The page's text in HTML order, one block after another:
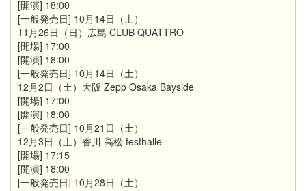
[開演] 18:00
[一般発売日] 10月14日（土）
11月26日（日）広島 CLUB QUATTRO
[開場] 17:00
[開演] 18:00
[一般発売日] 10月14日（土）
12月2日（土）大阪 Zepp Osaka Bayside
[開場] 17:00
[開演] 18:00
[一般発売日] 10月21日（土）
12月3日（土）香川 高松 festhalle
[開場] 17:15
[開演] 18:00
[一般発売日] 10月28日（土）